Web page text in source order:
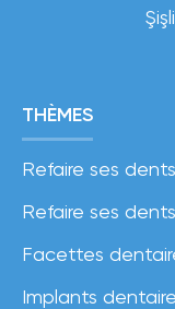
THÈMES
Refaire ses
Refaire ses
Facettes
Implants